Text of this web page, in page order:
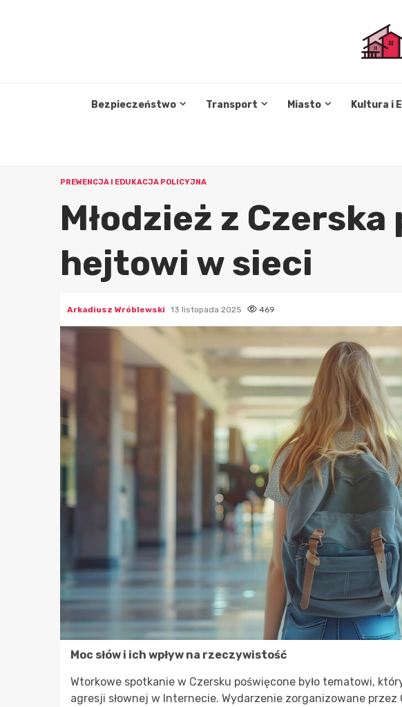
Bezpieczeństwo Transport Miasto Kultura i
PREWENCJA I EDUKACJA POLICYJNA
Młodzież z
hejtowi w sieci
Arkadiusz Wróblewski 13 listopada 2025 469
Moc słów i ich wpływ na rzeczywistość
Wtorkowe spotkanie w Czersku poświęcone było tematowi,
agresji słownej w Internecie. Wydarzenie zorganizowane